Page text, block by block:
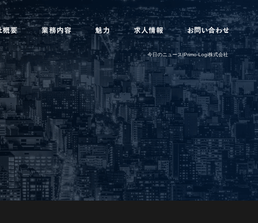
今日のニュース|Primo-Logi株式会社